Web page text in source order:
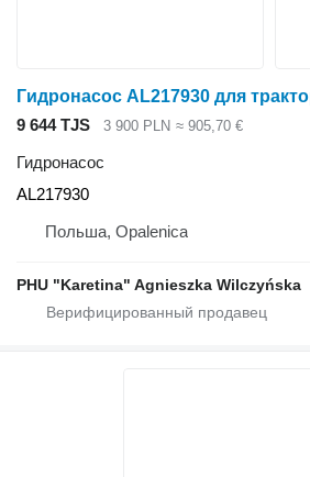
9 644 TJS 3 900 PLN ≈ 905,70 €
Гидронасос
AL217930
Польша, Opalenica
PHU "Karetina" Agnieszka Wilczyńska